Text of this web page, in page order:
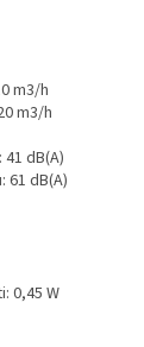
m3/h
m3/h
41 dB(A)
61 dB(A)
0,45 W